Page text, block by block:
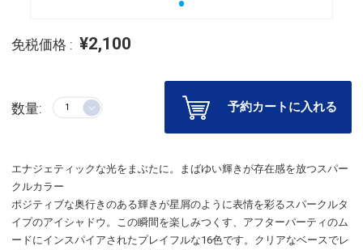
免税価格 : ¥2,100
数量: 予約カートに入れる
エナジェティックな光をまぶたに。まばゆい輝きが存在感を放つスパー
クルカラー
ポジティブな奥行きのある輝きが星屑のように表情を彩るスパークルタ
イプのアイシャドウ。この瞬間を楽しみつくす、アフターパーティのム
ードにインスパイアされたプレイフルな16色です。クリアなベースでレ